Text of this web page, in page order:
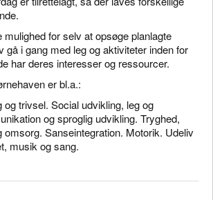
mulighed for selv at opsøge planlagte
gå i gang med leg og aktiviteter inden for
har deres interesser og ressourcer.
er bl.a.:
og trivsel. Social udvikling, leg og
og sproglig udvikling. Tryghed,
omsorg. Sanseintegration. Motorik. Udeliv
musik og sang.